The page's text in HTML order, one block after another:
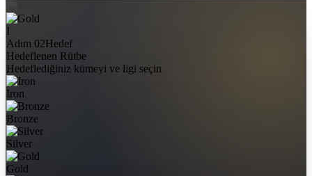
I
Adım 02Hedef
Hedeflenen Rütbe
Hedeflediğiniz kümeyi ve ligi seçin
Iron
Bronze
Silver
Gold